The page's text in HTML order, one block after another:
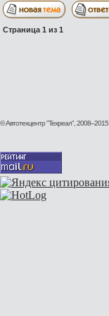
Страница 1 из 1
© Автотехцентр "Техреал", 2008–2015